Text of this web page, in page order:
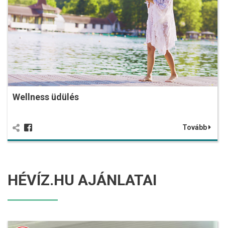
Wellness üdülés
Tovább
HÉVÍZ.HU AJÁNLATAI